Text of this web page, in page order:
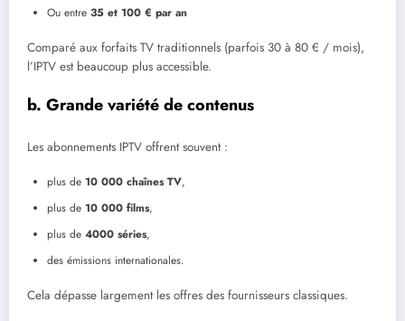
Ou entre 35 et 100 € par an
Comparé aux forfaits TV traditionnels (parfois 30 à 80 € / mois),
l’IPTV est beaucoup plus accessible.
b. Grande variété de contenus
Les abonnements IPTV offrent souvent :
plus de 10 000 chaînes TV,
plus de 10 000 films,
plus de 4000 séries,
des émissions internationales.
Cela dépasse largement les offres des fournisseurs classiques.